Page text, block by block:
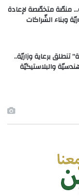
منصّة متخصّصة لإعادة
وبناء الشّراكات
تنطلق برعاية وزاريّة..
والبلاستيكيّة